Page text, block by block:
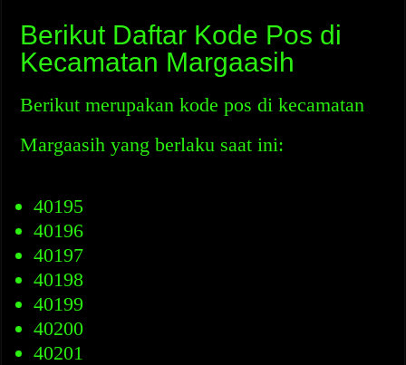
Berikut Daftar Kode Pos di
Kecamatan Margaasih
Berikut merupakan kode pos di kecamatan
Margaasih yang berlaku saat ini:
40195
40196
40197
40198
40199
40200
40201